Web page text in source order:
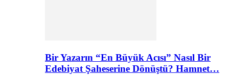
Bir Yazarın “En Büyük Acısı” Nasıl Bir
Edebiyat Şaheserine Dönüştü? Hamnet…